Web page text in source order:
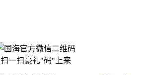
扫一扫豪礼"码"上来